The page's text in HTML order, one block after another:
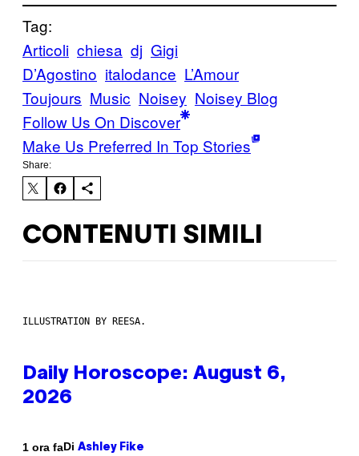
Tag:
Articoli chiesa dj Gigi
D’Agostino italodance L’Amour
Toujours Music Noisey Noisey Blog
Follow Us On Discover
Make Us Preferred In Top Stories
Share:
CONTENUTI SIMILI
ILLUSTRATION BY REESA.
Daily Horoscope: August 6,
2026
1 ora faDi Ashley Fike